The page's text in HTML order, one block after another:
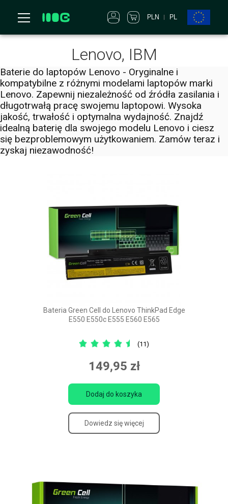
PLN PL
Lenovo, IBM
Baterie do laptopów Lenovo - Oryginalne i
kompatybilne z różnymi modelami laptopów marki
Lenovo. Zapewnij niezależność od źródła zasilania i
długotrwałą pracę swojemu laptopowi. Wysoka
jakość, trwałość i optymalna wydajność. Znajdź
idealną baterię dla swojego modelu Lenovo i ciesz
się bezproblemowym użytkowaniem. Zamów teraz i
zyskaj niezawodność!
Bateria Green Cell do Lenovo ThinkPad Edge
E550 E550c E555 E560 E565
(11)
149,95 zł
Dodaj do koszyka
Dowiedz się więcej